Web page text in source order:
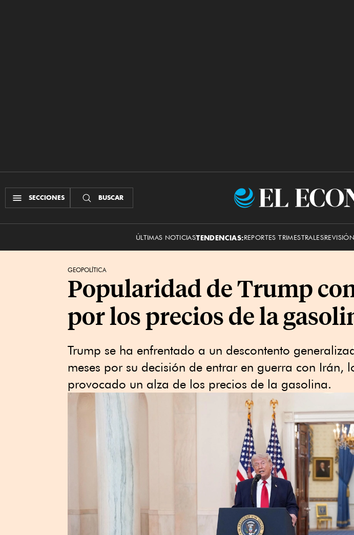
SECCIONES BUSCAR
El
ÚLTIMAS NOTICIASTENDENCIAS:REPORTES TRIMESTRALES
GEOPOLÍTICA
Popularidad de Trump
por los precios de la
Trump se ha enfrentado a un descontento
meses por su decisión de entrar en guerra con Irán,
provocado un alza de los precios de la gasolina.